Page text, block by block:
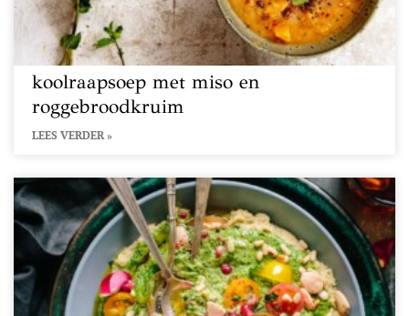
koolraapsoep met miso en
roggebroodkruim
LEES VERDER »